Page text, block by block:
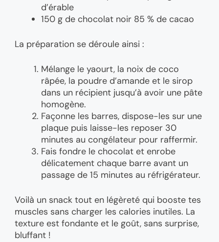
d’érable
150 g de chocolat noir 85 % de cacao
La préparation se déroule ainsi :
Mélange le yaourt, la noix de coco
râpée, la poudre d’amande et le sirop
dans un récipient jusqu’à avoir une pâte
homogène.
Façonne les barres, dispose-les sur une
plaque puis laisse-les reposer 30
minutes au congélateur pour raffermir.
Fais fondre le chocolat et enrobe
délicatement chaque barre avant un
passage de 15 minutes au réfrigérateur.
Voilà un snack tout en légèreté qui booste tes
muscles sans charger les calories inutiles. La
texture est fondante et le goût, sans surprise,
bluffant !